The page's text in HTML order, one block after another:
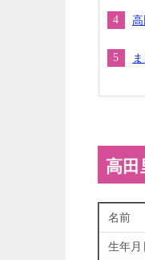
高田
名前
生年月